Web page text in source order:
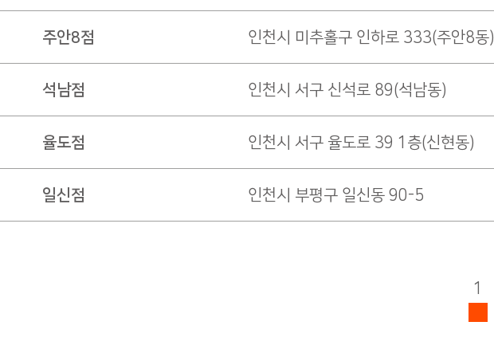
주안8점 인천시 미추홀구 인하로 333(주안8동)
석남점 인천시 서구 신석로 89(석남동)
율도점 인천시 서구 율도로 39 1층(신현동)
일신점 인천시 부평구 일신동 90-5
1